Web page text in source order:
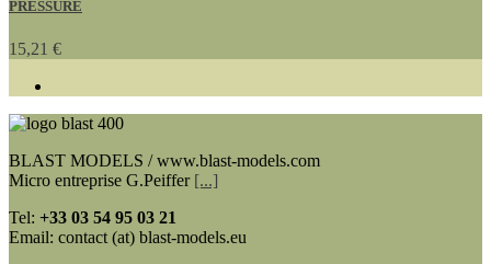
PRESSURE
15,21 €
BLAST MODELS / www.blast-models.com
Micro entreprise G.Peiffer [...]
Tel: +33 03 54 95 03 21
Email: contact (at) blast-models.eu